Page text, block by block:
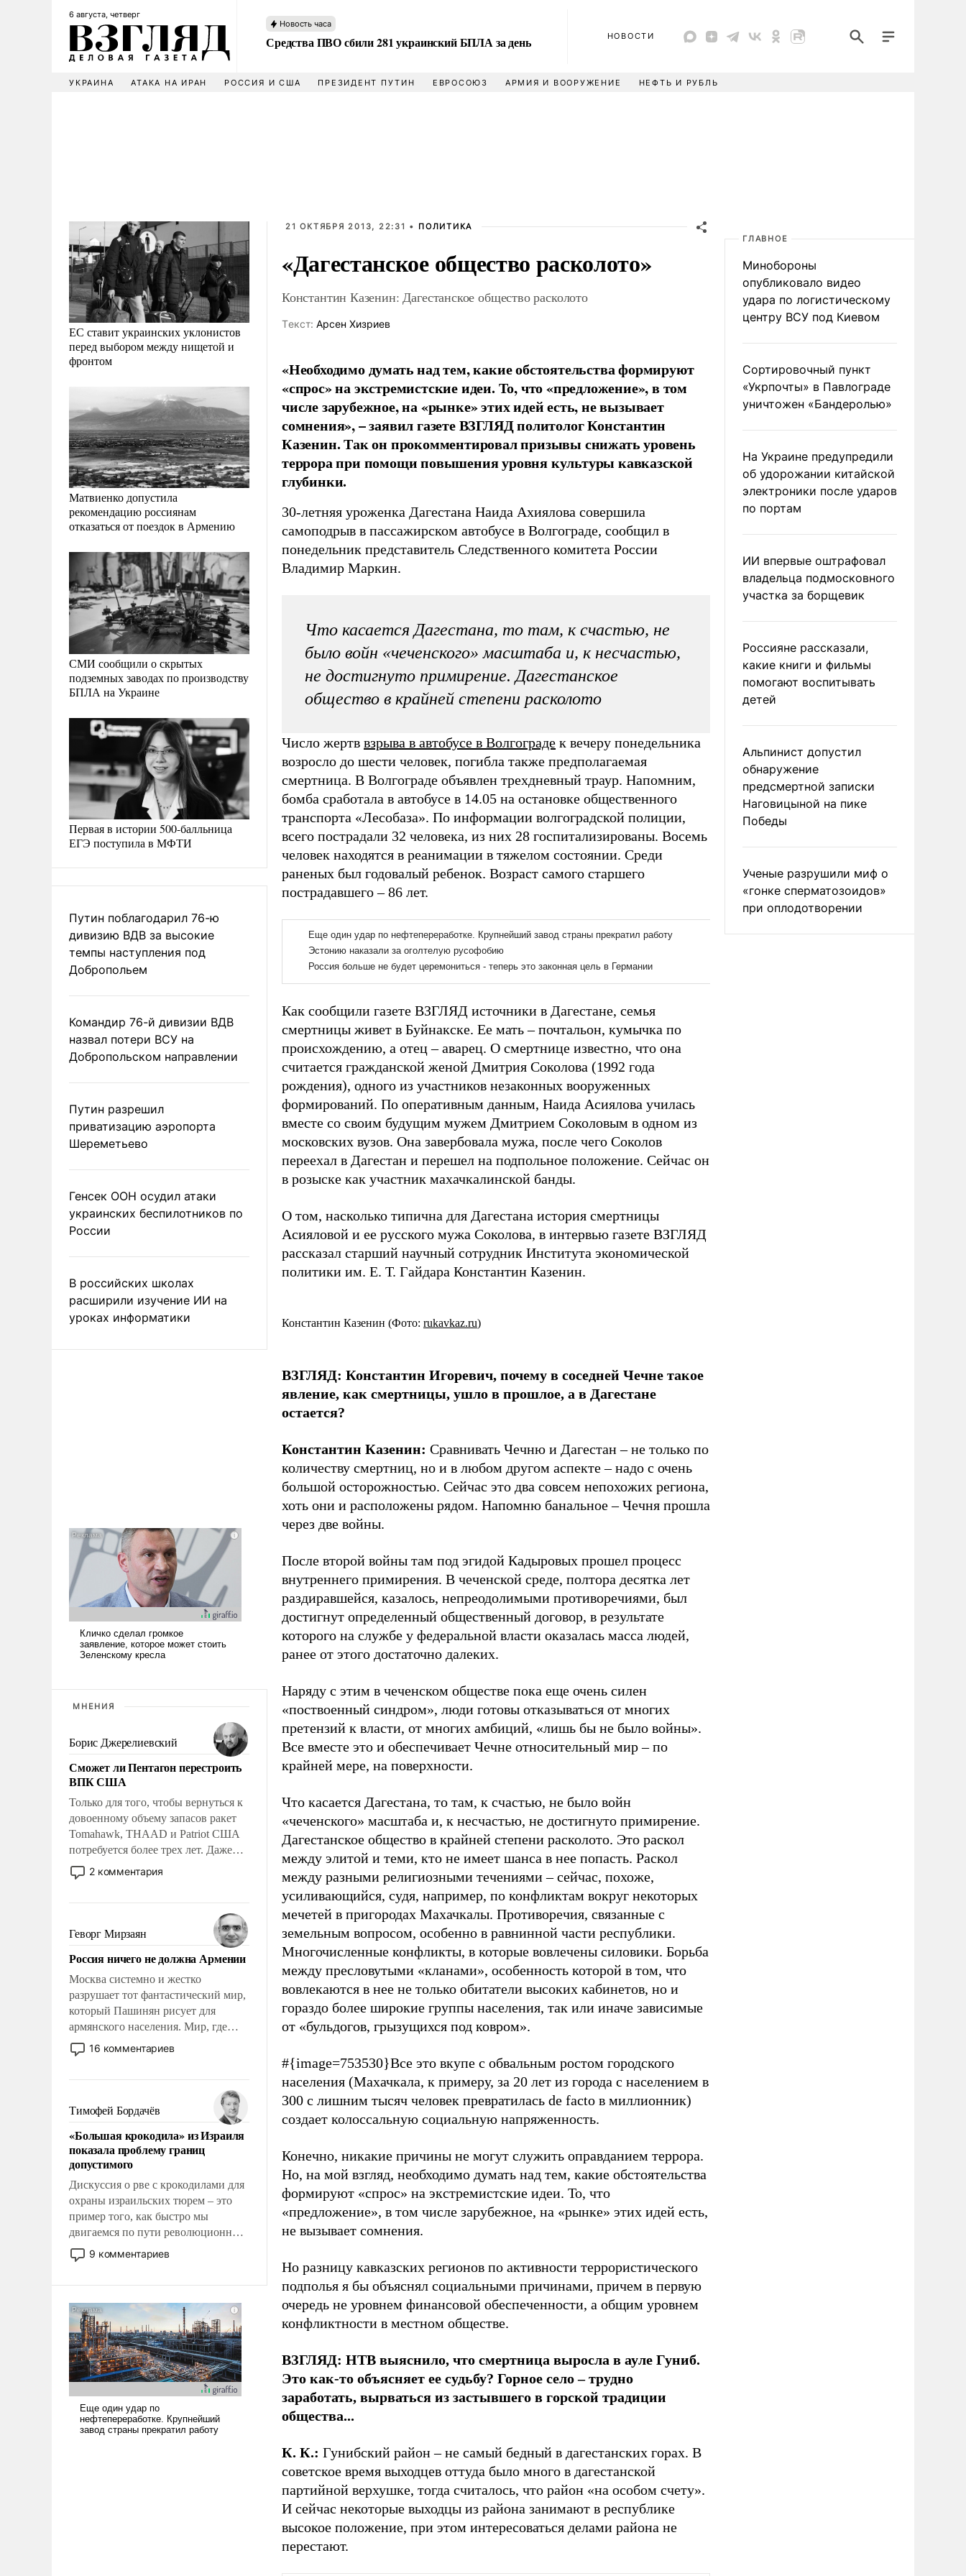
6 августа, четверг
Новость часа
Средства ПВО сбили 281 украинский БПЛА за день НОВОСТИ
УКРАИНА АТАКА НА ИРАН РОССИЯ И США ПРЕЗИДЕНТ ПУТИН ЕВРОСОЮЗ АРМИЯ И ВООРУЖЕНИЕ НЕФТЬ И РУБЛЬ
ЕС ставит украинских уклонистов
перед выбором между нищетой и
фронтом
Матвиенко допустила
рекомендацию россиянам
отказаться от поездок в Армению
СМИ сообщили о скрытых
подземных заводах по производству
БПЛА на Украине
Первая в истории 500-балльница
ЕГЭ поступила в МФТИ
Путин поблагодарил 76-ю
дивизию ВДВ за высокие
темпы наступления под
Добропольем
Командир 76-й дивизии ВДВ
назвал потери ВСУ на
Добропольском направлении
Путин разрешил
приватизацию аэропорта
Шереметьево
Генсек ООН осудил атаки
украинских беспилотников по
России
В российских школах
расширили изучение ИИ на
уроках информатики
МНЕНИЯ
Борис Джерелиевский
Сможет ли Пентагон перестроить
ВПК США
Только для того, чтобы вернуться к
довоенному объему запасов ракет
Tomahawk, THAAD и Patriot США
потребуется более трех лет. Даже
небольшая война с Ираном
опустошила американские
уязвимости США, например, перед
Китаем.
2 комментария
Геворг Мирзаян
Россия ничего не должна Армении
Москва системно и жестко
разрушает тот фантастический мир,
который Пашинян рисует для
армянского населения. Мир, где
политические прожекты будут
безусловно оплачиваться за счет
где Еревану за свои поступки не
нужно отвечать.
16 комментариев
Тимофей Бордачёв
«Большая крокодила» из Израиля
показала проблему границ
допустимого
Дискуссия о рве с крокодилами для
охраны израильских тюрем – это
пример того, как быстро мы
двигаемся по пути революционных
изменений. То, что несколько лет
назад было образом для
9 комментариев
21 ОКТЯБРЯ 2013, 22:31 • ПОЛИТИКА
«Дагестанское общество расколото»
Константин Казенин: Дагестанское общество расколото
Tекст: Арсен Хизриев
«Необходимо думать над тем, какие обстоятельства формируют
«спрос» на экстремистские идеи. То, что «предложение», в том
числе зарубежное, на «рынке» этих идей есть, не вызывает
сомнения», – заявил газете ВЗГЛЯД политолог Константин
Казенин. Так он прокомментировал призывы снижать уровень
террора при помощи повышения уровня культуры кавказской
глубинки.
30-летняя уроженка Дагестана Наида Ахиялова совершила
самоподрыв в пассажирском автобусе в Волгограде, сообщил в
понедельник представитель Следственного комитета России
Владимир Маркин.
Что касается Дагестана, то там, к счастью, не
было войн «чеченского» масштаба и, к несчастью,
не достигнуто примирение. Дагестанское
общество в крайней степени расколото
Число жертв взрыва в автобусе в Волгограде к вечеру понедельника
возросло до шести человек, погибла также предполагаемая
смертница. В Волгограде объявлен трехдневный траур. Напомним,
бомба сработала в автобусе в 14.05 на остановке общественного
транспорта «Лесобаза». По информации волгоградской полиции,
всего пострадали 32 человека, из них 28 госпитализированы. Восемь
человек находятся в реанимации в тяжелом состоянии. Среди
раненых был годовалый ребенок. Возраст самого старшего
пострадавшего – 86 лет.
Как сообщили газете ВЗГЛЯД источники в Дагестане, семья
смертницы живет в Буйнакске. Ее мать – почтальон, кумычка по
происхождению, а отец – аварец. О смертнице известно, что она
считается гражданской женой Дмитрия Соколова (1992 года
рождения), одного из участников незаконных вооруженных
формирований. По оперативным данным, Наида Асиялова училась
вместе со своим будущим мужем Дмитрием Соколовым в одном из
московских вузов. Она завербовала мужа, после чего Соколов
переехал в Дагестан и перешел на подпольное положение. Сейчас он
в розыске как участник махачкалинской банды.
О том, насколько типична для Дагестана история смертницы
Асияловой и ее русского мужа Соколова, в интервью газете ВЗГЛЯД
рассказал старший научный сотрудник Института экономической
политики им. Е. Т. Гайдара Константин Казенин.
Константин Казенин (Фото: rukavkaz.ru)
ВЗГЛЯД: Константин Игоревич, почему в соседней Чечне такое
явление, как смертницы, ушло в прошлое, а в Дагестане
остается?
Константин Казенин: Сравнивать Чечню и Дагестан – не только по
количеству смертниц, но и в любом другом аспекте – надо с очень
большой осторожностью. Сейчас это два совсем непохожих региона,
хоть они и расположены рядом. Напомню банальное – Чечня прошла
через две войны.
После второй войны там под эгидой Кадыровых прошел процесс
внутреннего примирения. В чеченской среде, полтора десятка лет
раздиравшейся, казалось, непреодолимыми противоречиями, был
достигнут определенный общественный договор, в результате
которого на службе у федеральной власти оказалась масса людей,
ранее от этого достаточно далеких.
Наряду с этим в чеченском обществе пока еще очень силен
«поствоенный синдром», люди готовы отказываться от многих
претензий к власти, от многих амбиций, «лишь бы не было войны».
Все вместе это и обеспечивает Чечне относительный мир – по
крайней мере, на поверхности.
Что касается Дагестана, то там, к счастью, не было войн
«чеченского» масштаба и, к несчастью, не достигнуто примирение.
Дагестанское общество в крайней степени расколото. Это раскол
между элитой и теми, кто не имеет шанса в нее попасть. Раскол
между разными религиозными течениями – сейчас, похоже,
усиливающийся, судя, например, по конфликтам вокруг некоторых
мечетей в пригородах Махачкалы. Противоречия, связанные с
земельным вопросом, особенно в равнинной части республики.
Многочисленные конфликты, в которые вовлечены силовики. Борьба
между пресловутыми «кланами», особенность которой в том, что
вовлекаются в нее не только обитатели высоких кабинетов, но и
гораздо более широкие группы населения, так или иначе зависимые
от «бульдогов, грызущихся под ковром».
#{image=753530}Все это вкупе с обвальным ростом городского
населения (Махачкала, к примеру, за 20 лет из города с населением в
300 с лишним тысяч человек превратилась de facto в миллионник)
создает колоссальную социальную напряженность.
Конечно, никакие причины не могут служить оправданием террора.
Но, на мой взгляд, необходимо думать над тем, какие обстоятельства
формируют «спрос» на экстремистские идеи. То, что
«предложение», в том числе зарубежное, на «рынке» этих идей есть,
не вызывает сомнения.
Но разницу кавказских регионов по активности террористического
подполья я бы объяснял социальными причинами, причем в первую
очередь не уровнем финансовой обеспеченности, а общим уровнем
конфликтности в местном обществе.
ВЗГЛЯД: НТВ выяснило, что смертница выросла в ауле Гуниб.
Это как-то объясняет ее судьбу? Горное село – трудно
заработать, вырваться из застывшего в горской традиции
общества...
К. К.: Гунибский район – не самый бедный в дагестанских горах. В
советское время выходцев оттуда было много в дагестанской
партийной верхушке, тогда считалось, что район «на особом счету».
И сейчас некоторые выходцы из района занимают в республике
высокое положение, при этом интересоваться делами района не
перестают.
ГЛАВНОЕ
Минобороны
опубликовало видео
удара по логистическому
центру ВСУ под Киевом
Сортировочный пункт
«Укрпочты» в Павлограде
уничтожен «Бандеролью»
На Украине предупредили
об удорожании китайской
электроники после ударов
по портам
ИИ впервые оштрафовал
владельца подмосковного
участка за борщевик
Россияне рассказали,
какие книги и фильмы
помогают воспитывать
детей
Альпинист допустил
обнаружение
предсмертной записки
Наговицыной на пике
Победы
Ученые разрушили миф о
«гонке сперматозоидов»
при оплодотворении